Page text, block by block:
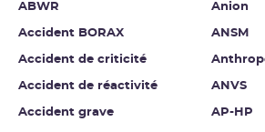
ABWR
Accident BORAX
Accident de criticité
Accident de réactivité
Accident grave
Anion
ANSM
ANVS
AP-HP